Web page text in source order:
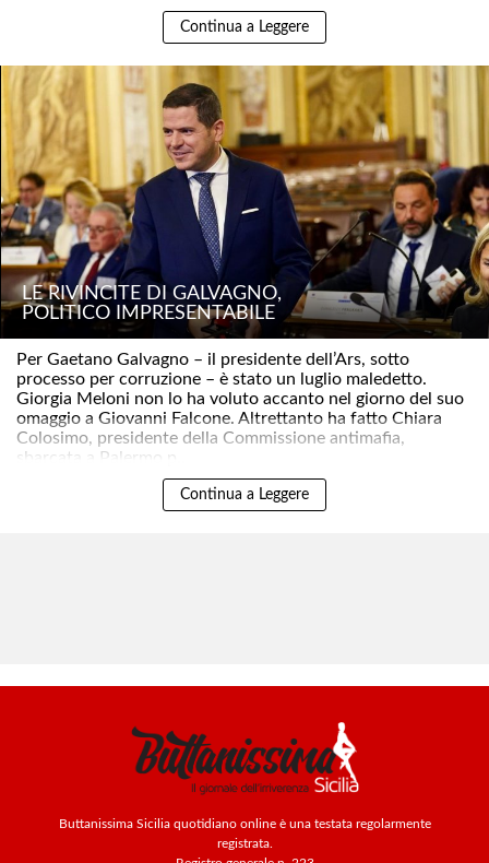
Continua a Leggere
LE RIVINCITE DI GALVAGNO,
POLITICO IMPRESENTABILE
Per Gaetano Galvagno – il presidente dell’Ars, sotto
processo per corruzione – è stato un luglio maledetto.
Giorgia Meloni non lo ha voluto accanto nel giorno del suo
omaggio a Giovanni Falcone. Altrettanto ha fatto Chiara
Colosimo, presidente della Commissione antimafia,
sbarcata a Palermo p..
Continua a Leggere
Buttanissima Sicilia quotidiano online è una testata regolarmente
registrata.